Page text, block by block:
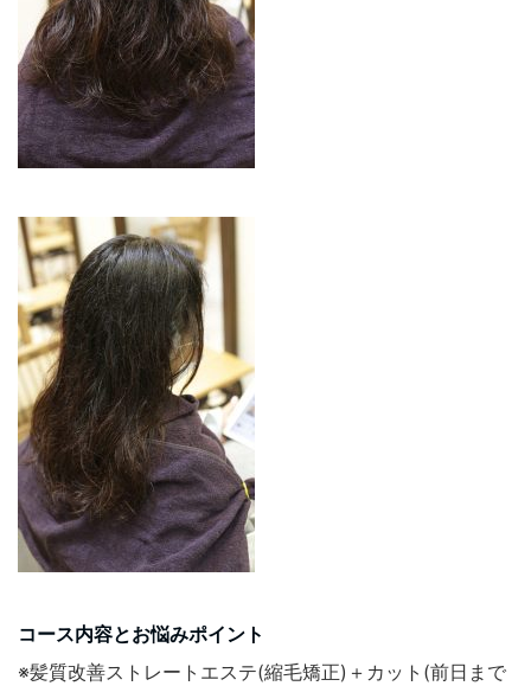
コース内容とお悩みポイント
※髪質改善ストレートエステ(縮毛矯正)＋カット(前日まで